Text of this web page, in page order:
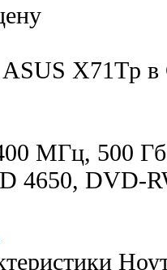
X71Tp в
МГц, 500
4650, DVD-